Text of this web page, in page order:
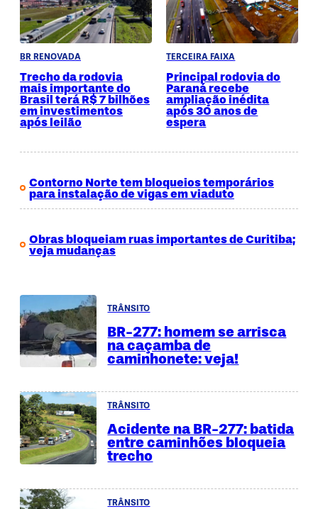
BR RENOVADA
Trecho da rodovia
mais importante do
Brasil terá R$ 7 bilhões
em investimentos
após leilão
TERCEIRA FAIXA
Principal rodovia do
Paraná recebe
ampliação inédita
após 30 anos de
espera
Contorno Norte tem bloqueios temporários
para instalação de vigas em viaduto
Obras bloqueiam ruas importantes de Curitiba;
veja mudanças
TRÂNSITO
BR-277: homem se arrisca
na caçamba de
caminhonete: veja!
TRÂNSITO
Acidente na BR-277: batida
entre caminhões bloqueia
trecho
TRÂNSITO